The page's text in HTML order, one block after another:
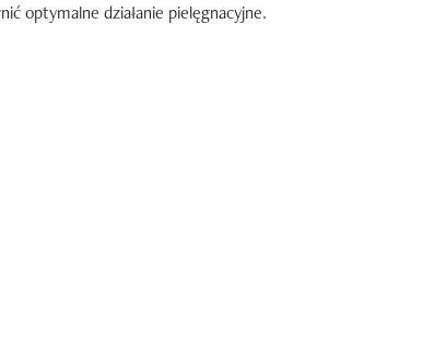
optymalne działanie pielęgnacyjne.